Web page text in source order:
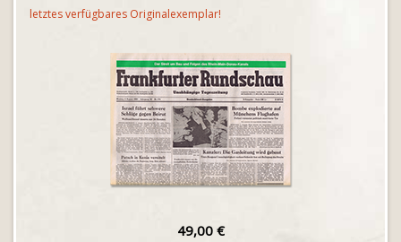
letztes verfügbares Originalexemplar!
49,00 €